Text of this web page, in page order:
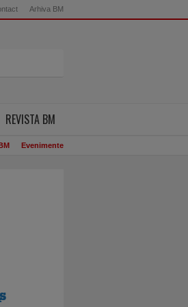
Arhiva BM
REVISTA BM
Evenimente
livrat mâncare şi a
Astazi conduce o